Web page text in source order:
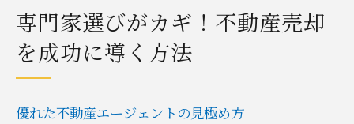
専門家選びがカギ！不動産売却
を成功に導く方法
優れた不動産エージェントの見極め方